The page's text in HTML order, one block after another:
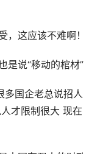
，这应该不难啊！
是说“移动的棺材”
多国企老总说招人
才限制很大 现在